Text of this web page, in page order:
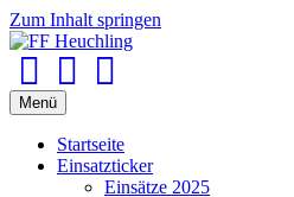
Zum Inhalt springen
Menü
Startseite
Einsatzticker
Einsätze 2025